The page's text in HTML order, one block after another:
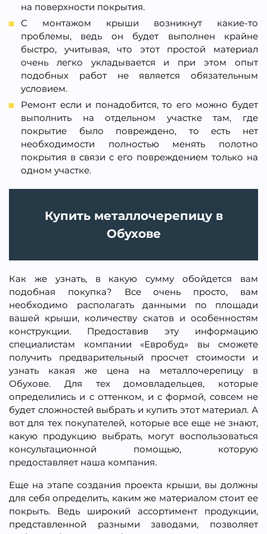
на поверхности покрытия.
С монтажом крыши возникнут какие-то
проблемы, ведь он будет выполнен крайне
быстро, учитывая, что этот простой материал
очень легко укладывается и при этом опыт
подобных работ не является обязательным
условием.
Ремонт если и понадобится, то его можно будет
выполнить на отдельном участке там, где
покрытие было повреждено, то есть нет
необходимости полностью менять полотно
покрытия в связи с его повреждением только на
одном участке.
Купить металлочерепицу в
Обухове
Как же узнать, в какую сумму обойдется вам
подобная покупка? Все очень просто, вам
необходимо располагать данными по площади
вашей крыши, количеству скатов и особенностям
конструкции. Предоставив эту информацию
специалистам компании «Евробуд» вы сможете
получить предварительный просчет стоимости и
узнать какая же цена на металлочерепицу в
Обухове. Для тех домовладельцев, которые
определились и с оттенком, и с формой, совсем не
будет сложностей выбрать и купить этот материал. А
вот для тех покупателей, которые все еще не знают,
какую продукцию выбрать, могут воспользоваться
консультационной помощью, которую
предоставляет наша компания.
Еще на этапе создания проекта крыши, вы должны
для себя определить, каким же материалом стоит ее
покрыть. Ведь широкий ассортимент продукции,
представленной разными заводами, позволяет